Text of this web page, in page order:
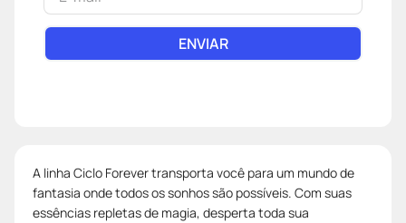
ENVIAR
A linha Ciclo Forever transporta você para um mundo de
fantasia onde todos os sonhos são possíveis. Com suas
essências repletas de magia, desperta toda sua